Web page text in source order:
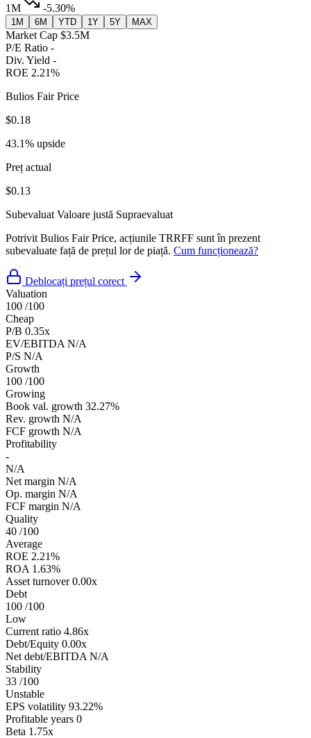
1M
-5.30%
1M 6M YTD 1Y 5Y MAX
Market Cap $3.5M
P/E Ratio -
Div. Yield -
ROE 2.21%
Bulios Fair Price
$0.18
43.1% upside
Preț actual
$0.13
Subevaluat Valoare justă Supraevaluat
Potrivit Bulios Fair Price, acțiunile TRRFF sunt în prezent
subevaluate față de prețul lor de piață. Cum funcționează?
Deblocați prețul corect
Valuation
100 /100
Cheap
P/B 0.35x
EV/EBITDA N/A
P/S N/A
Growth
100 /100
Growing
Book val. growth 32.27%
Rev. growth N/A
FCF growth N/A
Profitability
-
N/A
Net margin N/A
Op. margin N/A
FCF margin N/A
Quality
40 /100
Average
ROE 2.21%
ROA 1.63%
Asset turnover 0.00x
Debt
100 /100
Low
Current ratio 4.86x
Debt/Equity 0.00x
Net debt/EBITDA N/A
Stability
33 /100
Unstable
EPS volatility 93.22%
Profitable years 0
Beta 1.75x